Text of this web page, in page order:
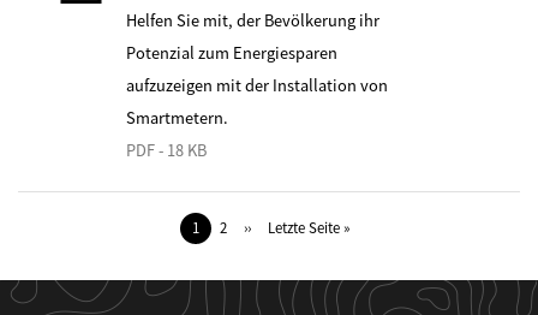
Helfen Sie mit, der Bevölkerung ihr
Potenzial zum Energiesparen
aufzuzeigen mit der Installation von
Smartmetern.
PDF - 18 KB
Seitennummerierung Aktuelle
1 Seite
2
Nächste
››
Letzte
Letzte Seite »